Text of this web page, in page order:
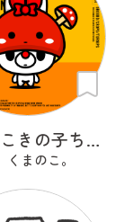
のこのこきの子ちゃん
くまのこ。